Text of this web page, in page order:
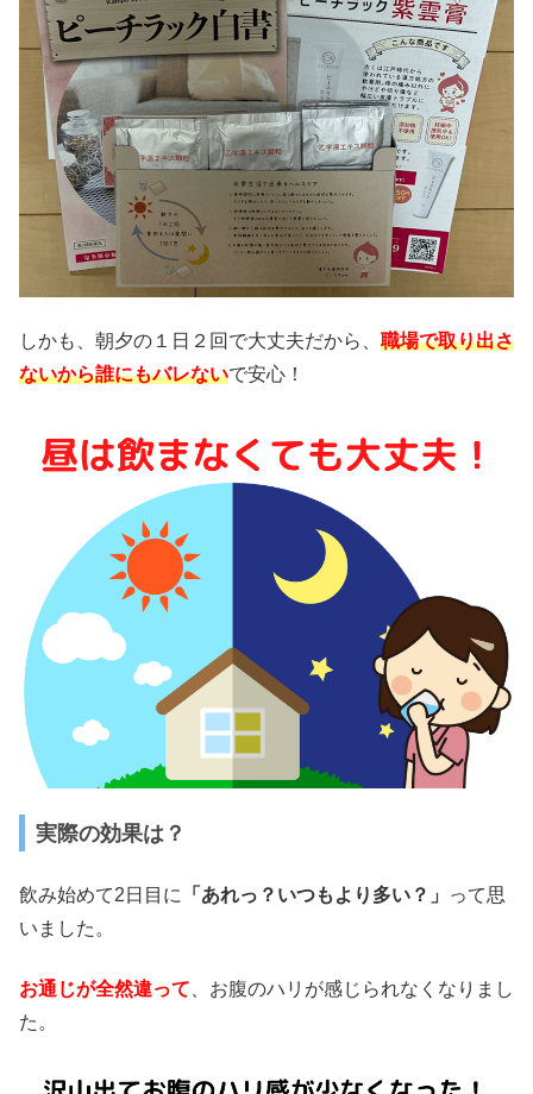
しかも、朝夕の１日２回で大丈夫だから、 職場で取り出さ
ないから誰にもバレないで安心！
実際の効果は？
飲み始めて2日目に 「あれっ？いつもより多い？」
って思
いました。
お通じが全然違って 、お腹のハリが感じられなくなりまし
た。